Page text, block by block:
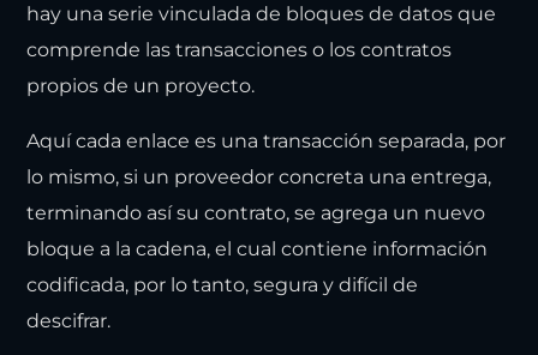
hay una serie vinculada de bloques de datos que
comprende las transacciones o los contratos
propios de un proyecto.
Aquí cada enlace es una transacción separada, por
lo mismo, si un proveedor concreta una entrega,
terminando así su contrato, se agrega un nuevo
bloque a la cadena, el cual contiene información
codificada, por lo tanto, segura y difícil de
descifrar.